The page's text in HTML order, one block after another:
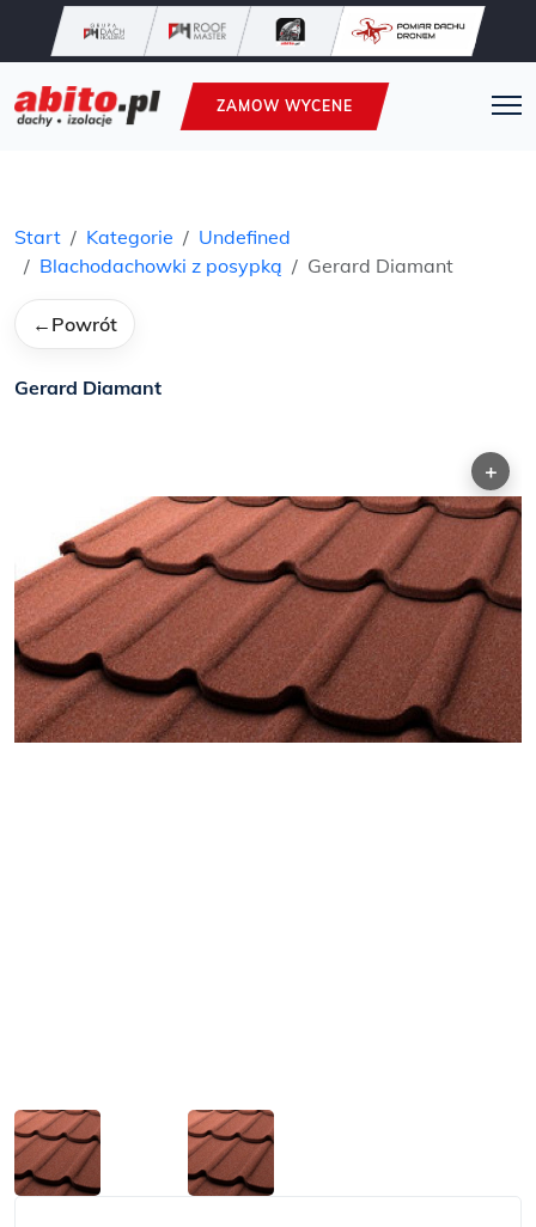
ZAMOW WYCENE
Start Kategorie
Undefined
Blachodachowki z posypką
Gerard Diamant
← Powrót
Gerard Diamant
+